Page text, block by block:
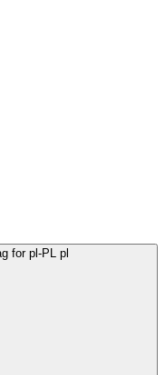
pl